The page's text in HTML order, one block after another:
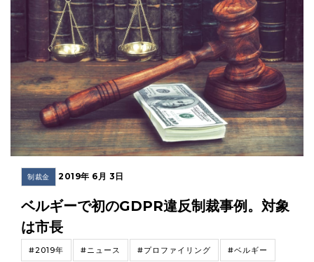
制裁金 2019年 6月 3日
ベルギーで初のGDPR違反制裁事例。対象
は市長
#2019年 #ニュース #プロファイリング #ベルギー